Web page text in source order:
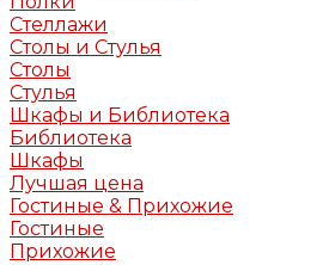
Стеллажи
Столы и Стулья
Столы
Стулья
Шкафы и Библиотека
Библиотека
Шкафы
Лучшая цена
Гостиные & Прихожие
Гостиные
Прихожие